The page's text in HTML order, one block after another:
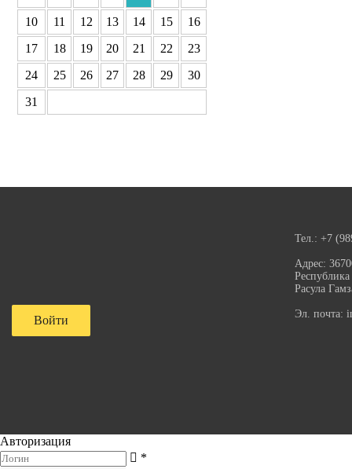
10
11 12 13 14 15
16
17
18 19 20 21 22
23
24
25 26 27 28 29
30
31
Войти
Тел.: +7
Адрес:
Расула
Эл. почта:
Авторизация
*